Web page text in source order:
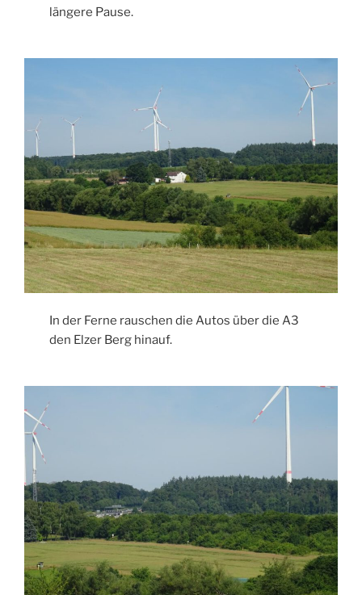
längere Pause.
In der Ferne rauschen die Autos über die A3
den Elzer Berg hinauf.